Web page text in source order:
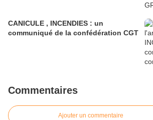
CANICULE , INCENDIES : un
communiqué de la confédération CGT
Commentaires
Ajouter un commentaire